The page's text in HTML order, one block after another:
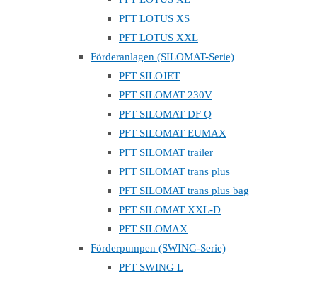
PFT LOTUS XS
PFT LOTUS XXL
Förderanlagen (SILOMAT-Serie)
PFT SILOJET
PFT SILOMAT 230V
PFT SILOMAT DF Q
PFT SILOMAT EUMAX
PFT SILOMAT trailer
PFT SILOMAT trans plus
PFT SILOMAT trans plus bag
PFT SILOMAT XXL-D
PFT SILOMAX
Förderpumpen (SWING-Serie)
PFT SWING L